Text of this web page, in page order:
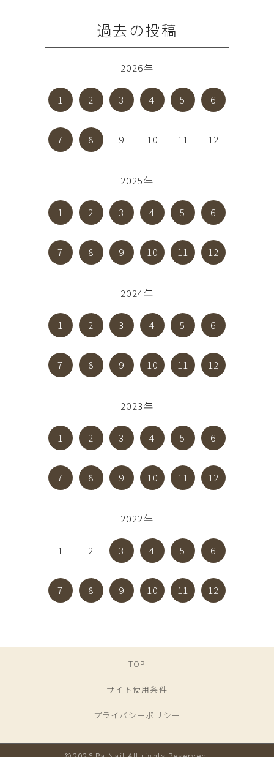
過去の投稿
2026年
1 2 3 4 5 6
7 8 9 10 11 12
2025年
1 2 3 4 5 6
7 8 9 10 11 12
2024年
1 2 3 4 5 6
7 8 9 10 11 12
2023年
1 2 3 4 5 6
7 8 9 10 11 12
2022年
1 2 3 4 5 6
7 8 9 10 11 12
TOP
サイト使用条件
プライバシーポリシー